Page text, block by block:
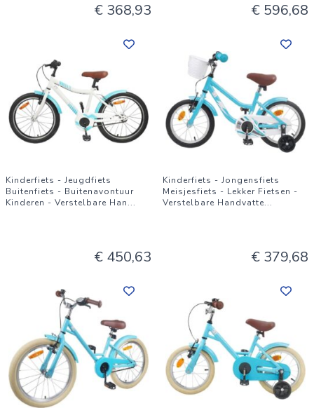
€ 368,93 € 596,68
Kinderfiets - Jeugdfiets
Buitenfiets - Buitenavontuur
Kinderen - Verstelbare Han...
€ 450,63
Kinderfiets - Jongensfiets
Meisjesfiets - Lekker Fietsen -
Verstelbare Handvatte...
€ 379,68